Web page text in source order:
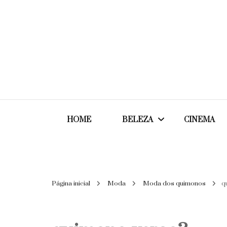
HOME BELEZA CINEMA
Página inicial Moda Moda dos quimonos